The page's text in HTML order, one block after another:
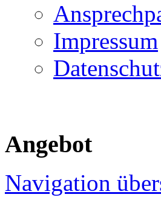
Impressum
Angebot
Navigation